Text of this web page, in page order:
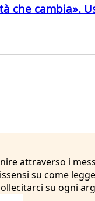
che cambia».
attraverso i
su come
su ogni